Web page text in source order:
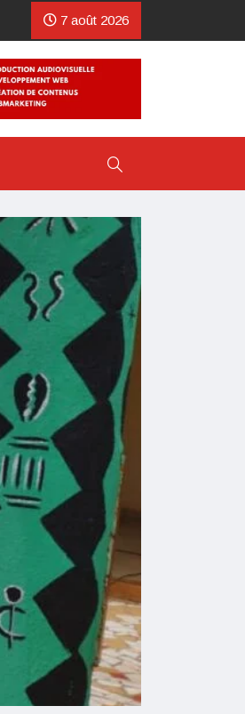
7 août 2026